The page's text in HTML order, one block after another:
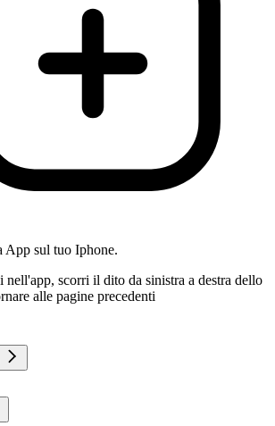
App sul tuo Iphone.
nell'app, scorri il dito da sinistra a destra dello
alle pagine precedenti